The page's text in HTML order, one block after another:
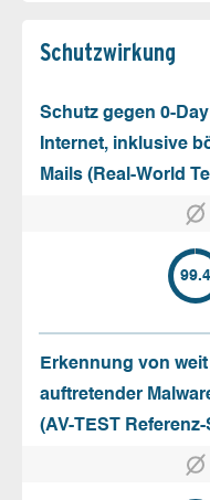
Schutz­wirkung
Schutz gegen 0-
Internet, inklusive
Mails (Real-World
99.4
Erkennung von
auftretender
(AV-TEST Referenz-